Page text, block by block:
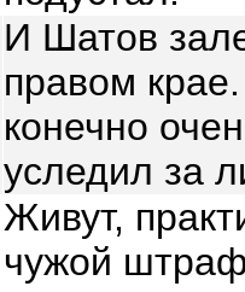
И Шатов
правом
конечно
уследил за
Живут,
чужой